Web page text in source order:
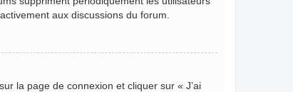
aux discussions du forum.
la page de connexion et cliquer sur « J’ai